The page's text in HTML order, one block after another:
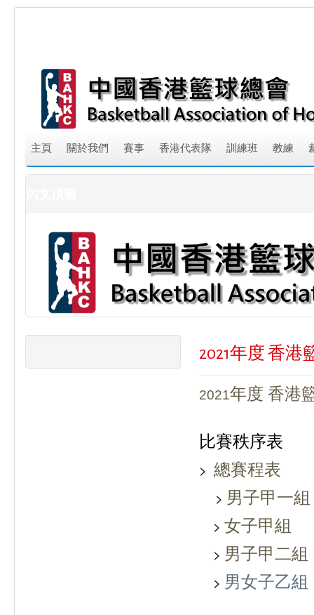
主頁 關於我們 賽事 香港代表隊 訓練班 教練
2021年度 香
2021年度 香港
比賽秩序表
> 總賽程表
> 男子甲一組
> 女子甲組
> 男子甲二組
> 男女子乙組